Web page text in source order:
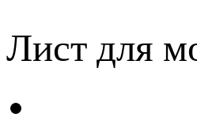
Лист для